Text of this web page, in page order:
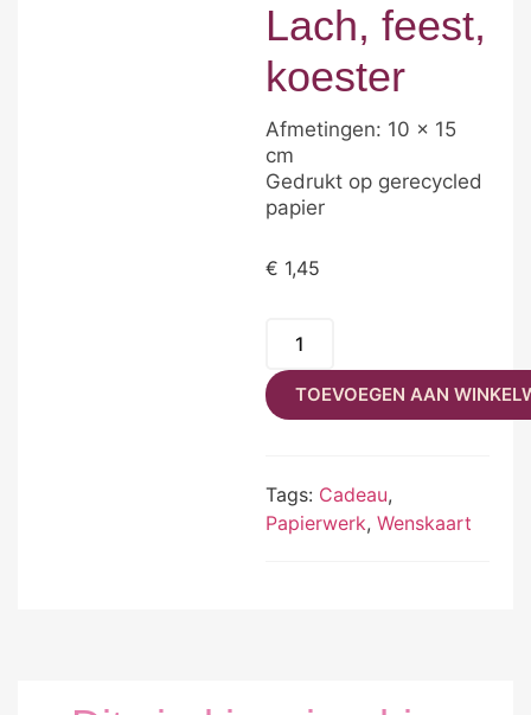
Lach, feest,
koester
Afmetingen: 10 x 15
cm
Gedrukt op gerecycled
papier
€ 1,45
TOEVOEGEN AAN
Tags: Cadeau,
Papierwerk, Wenskaart